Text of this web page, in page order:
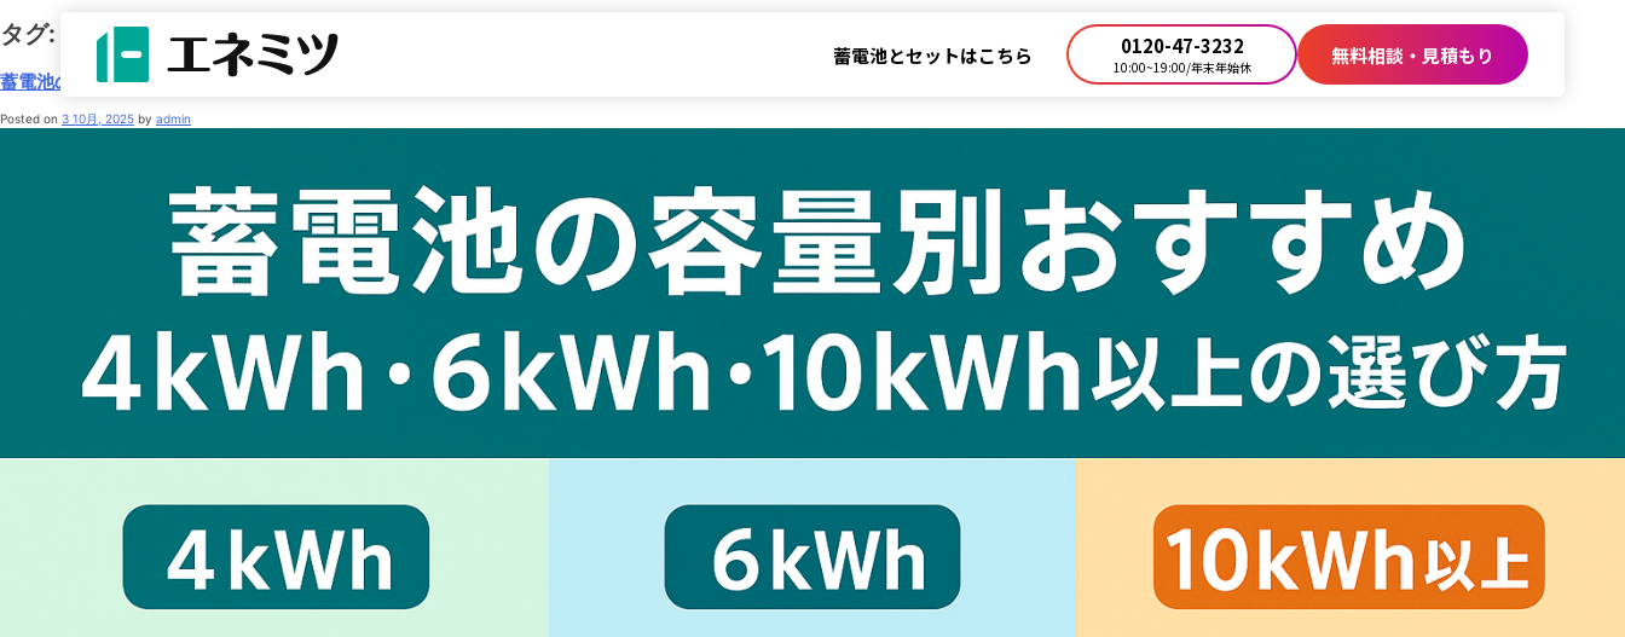
蓄電池とセットはこちら 0120-47-3232
10:00~19:00/年末年始休 無料相談・見積もり
タグ: 蓄電池容量
蓄電池の容量別おすすめ｜4kWh・6kWh・10kWh以上の選び方
Posted on 3 10月, 2025 by admin